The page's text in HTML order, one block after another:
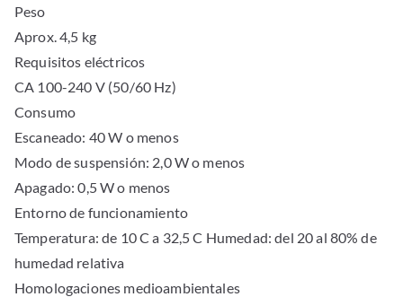
Peso
Aprox. 4,5 kg
Requisitos eléctricos
CA 100-240 V (50/60 Hz)
Consumo
Escaneado: 40 W o menos
Modo de suspensión: 2,0 W o menos
Apagado: 0,5 W o menos
Entorno de funcionamiento
Temperatura: de 10 C a 32,5 C Humedad: del 20 al 80% de
humedad relativa
Homologaciones medioambientales